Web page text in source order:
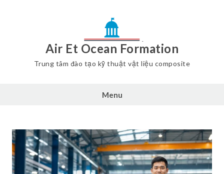
Air Et Ocean Formation
Trung tâm đào tạo kỹ thuật vật liệu composite
Menu